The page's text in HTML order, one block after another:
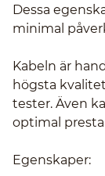
Dessa
minimal
Kabeln är
högsta
tester. Även
optimal
Egenskaper: